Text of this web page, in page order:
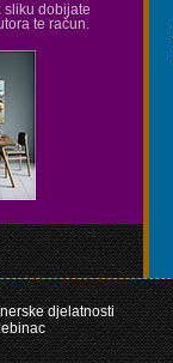
sliku dobijate
te račun.
djelatnosti